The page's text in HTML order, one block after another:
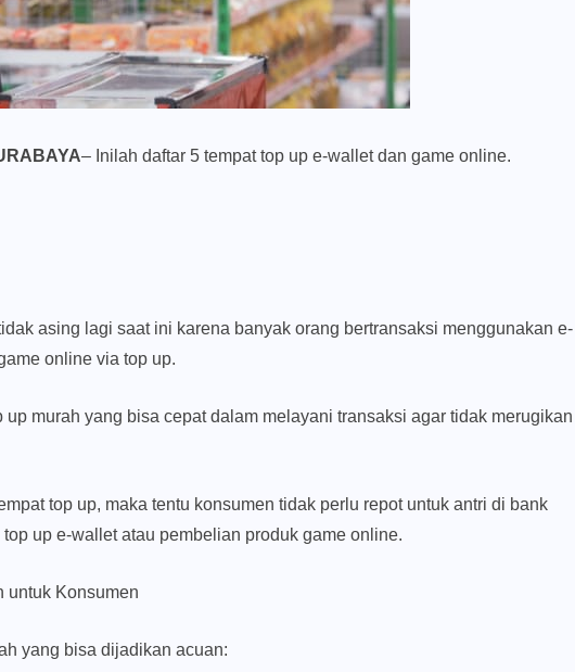
– Inilah daftar 5 tempat top up e-wallet dan game online.
asing lagi saat ini karena banyak orang bertransaksi menggunakan e-
online via top up.
murah yang bisa cepat dalam melayani transaksi agar tidak merugikan
top up, maka tentu konsumen tidak perlu repot untuk antri di bank
up e-wallet atau pembelian produk game online.
untuk Konsumen
yang bisa dijadikan acuan: